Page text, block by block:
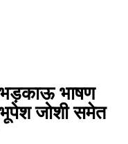
भड़काऊ भाषण
जोशी समेत